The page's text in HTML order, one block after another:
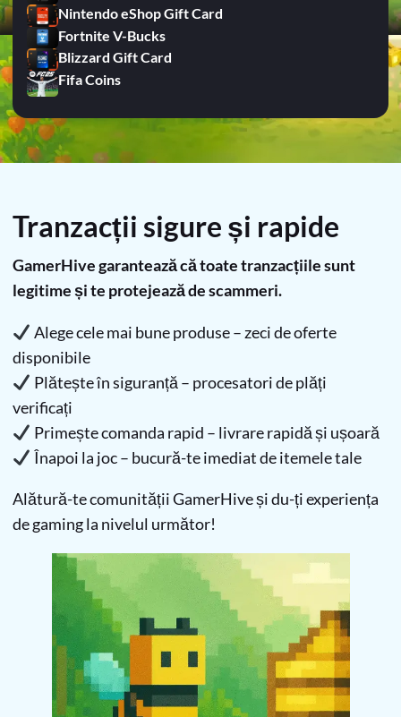
Nintendo eShop Gift Card
Fortnite V-Bucks
Blizzard Gift Card
Fifa Coins
Tranzacții sigure și rapide
GamerHive garantează că toate tranzacțiile sunt
legitime și te protejează de scammeri.
Alege cele mai bune produse – zeci de oferte
disponibile
Plătește în siguranță – procesatori de plăți
verificați
Primește comanda rapid – livrare rapidă și ușoară
Înapoi la joc – bucură-te imediat de itemele tale
Alătură-te comunității GamerHive și du-ți experiența
de gaming la nivelul următor!